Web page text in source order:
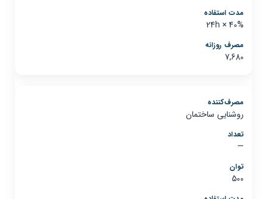
24h × 40%
7,680
روشنایی ساختمان
—
500